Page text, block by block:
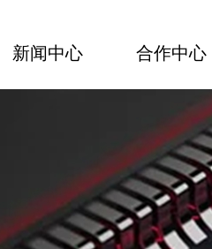
新闻中心 合作中心